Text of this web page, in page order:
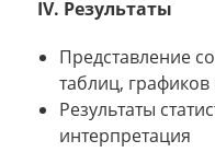
IV. Результаты
Представление
таблиц, графиков
Результаты
интерпретация